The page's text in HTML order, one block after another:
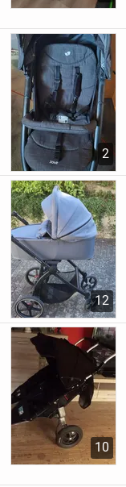
2
12
10